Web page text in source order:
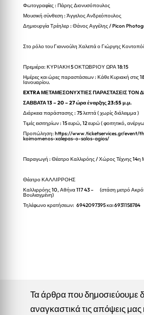
Φωτογραφίες : Πάρης Διονυσόπουλος
Μουσική σύνθεση : Άγγελος Ανδρεόπουλος
Δημιουργία Τρέηλερ : Θάνος Αγγέλης / Picon
Στο ρόλο του Γιαννούλη Χαλεπά ο Γιώργης
Πρεμιέρα: ΚΥΡΙΑΚΗ 5 ΟΚΤΩΒΡΙΟΥ ΩΡΑ 18:15
Ημέρες και ώρες παραστάσεων : Κάθε Κυριακή στις
Ιανουαρίου.
EXTRAΜΕΤΑΜΕΣΟΝΥΧΤΙΕΣ ΠΑΡΑΣΤΑΣΕΙΣ ΤΟΝ
ΣΑΒΒΑΤΑ 13 – 20 – 27 ώρα έναρξης 23:55 μ.μ.
Διάρκεια παράστασης : 75 λεπτά ( χωρίς διάλειμμα )
Τιμές εισιτηρίων : 15 ευρώ, 12 ευρώ ( φοιτητικό,
Προπώληση: https://www.ticketservices.gr/event/
koimomenos-xalepas-o-salos-agios/
Παραγωγή : Θέατρο Καλλιρόης / Χώρος Τέχνης 14η
Θέατρο ΚΑΛΛΙΡΡΟΗΣ
Καλλιρρόης 10, Αθήνα 117 43 – (στάση μετρό
Βουλιαγμένη)
Τηλέφωνο κρατήσεων: 6942097395 και 6931158784
Τα άρθρα που δημοσιεύουμε
αναγκαστικά τις απόψεις μας